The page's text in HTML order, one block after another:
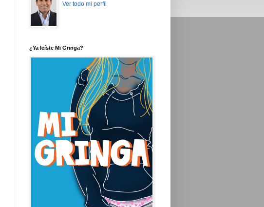
Ver todo mi perfil
¿Ya leíste Mi Gringa?